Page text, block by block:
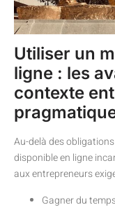
Utiliser un
ligne : les
contexte
Au-delà des
disponible en ligne
aux entrepreneurs
Gagner du